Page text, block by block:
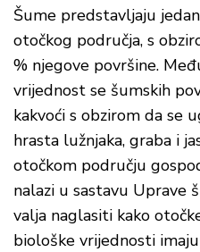
Šume predstavljaju
otočkog područja, s
% njegove površine.
vrijednost se šumskih
kakvoći s obzirom da se
hrasta lužnjaka, graba i
otočkom području
nalazi u sastavu Uprave
valja naglasiti kako
biološke vrijednosti